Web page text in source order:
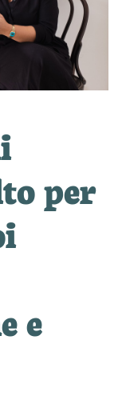
per
e